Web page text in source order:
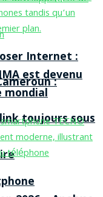
:
toujours sous
Internet :
est devenu
mondial